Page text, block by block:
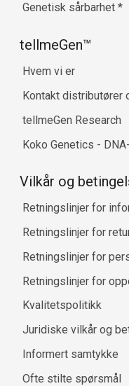
Genetisk sårbarhet *
tellmeGen™
Hvem vi er
Kontakt distributører
tellmeGen Research
Koko Genetics -
Vilkår og
Retningslinjer for
Retningslinjer for
Retningslinjer for
Retningslinjer for
Kvalitetspolitikk
Juridiske vilkår og
Informert samtykke
Ofte stilte spørsmål